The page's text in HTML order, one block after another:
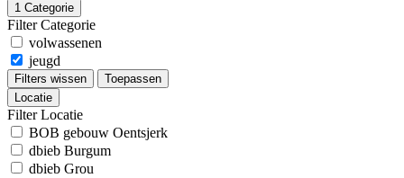
1 Categorie
Filter Categorie
volwassenen
jeugd
Filters wissen
Toepassen
Locatie
Filter Locatie
BOB gebouw Oentsjerk
dbieb Burgum
dbieb Grou